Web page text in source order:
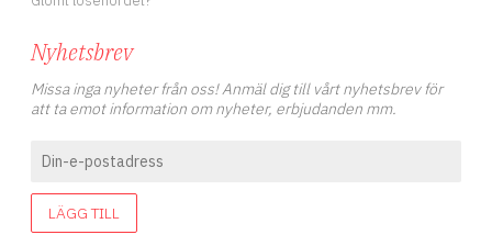
Nyhetsbrev
Missa inga nyheter från oss! Anmäl dig till vårt nyhetsbrev för
att ta emot information om nyheter, erbjudanden mm.
LÄGG TILL